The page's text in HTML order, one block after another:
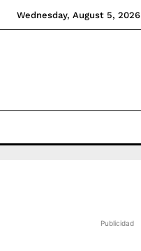
Wednesday, August 5, 2026
Publicidad